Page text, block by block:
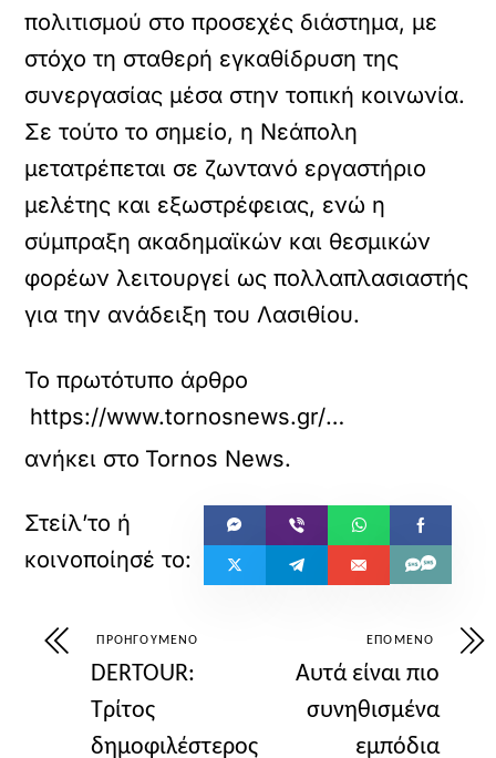
πολιτισμού στο προσεχές διάστημα, με
στόχο τη σταθερή εγκαθίδρυση της
συνεργασίας μέσα στην τοπική κοινωνία.
Σε τούτο το σημείο, η Νεάπολη
μετατρέπεται σε ζωντανό εργαστήριο
μελέτης και εξωστρέφειας, ενώ η
σύμπραξη ακαδημαϊκών και θεσμικών
φορέων λειτουργεί ως πολλαπλασιαστής
για την ανάδειξη του Λασιθίου.
Το πρωτότυπο άρθρο
https://www.tornosnews.gr/mobile/foreis/periferies/76242-kentro-istorias-kai-archaiologias-lasithioy-sth-neapolh.html
ανήκει στο Tornos News.
ΠΡΟΗΓΟΎΜΕΝΟ
DERTOUR:
Τρίτος
δημοφιλέστερος
ΕΠΌΜΕΝΟ
Αυτά είναι πιο
συνηθισμένα
εμπόδια